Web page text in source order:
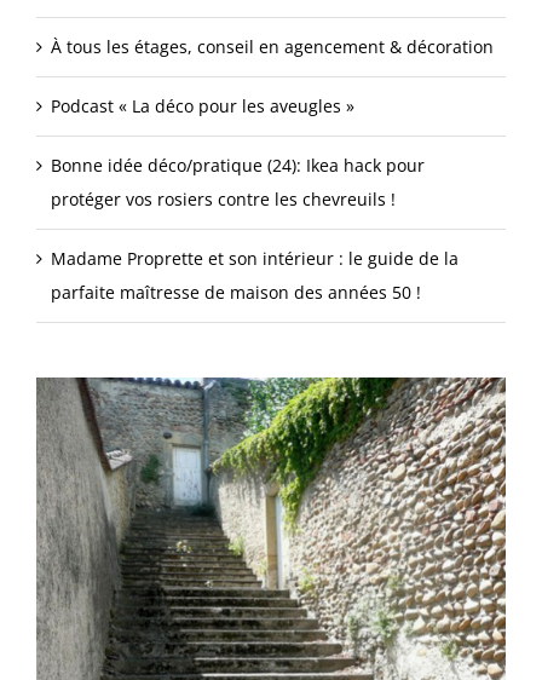
À tous les étages, conseil en agencement & décoration
Podcast « La déco pour les aveugles »
Bonne idée déco/pratique (24): Ikea hack pour
protéger vos rosiers contre les chevreuils !
Madame Proprette et son intérieur : le guide de la
parfaite maîtresse de maison des années 50 !